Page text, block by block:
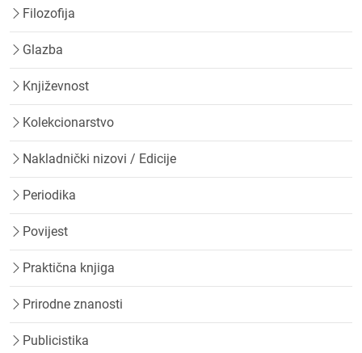
Filozofija
Glazba
Književnost
Kolekcionarstvo
Nakladnički nizovi / Edicije
Periodika
Povijest
Praktična knjiga
Prirodne znanosti
Publicistika